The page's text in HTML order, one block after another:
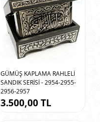
GÜMÜŞ KAPLAMA RAHLELİ
SANDIK SERİSİ - 2954-2955-
2956-2957
3.500,00 TL